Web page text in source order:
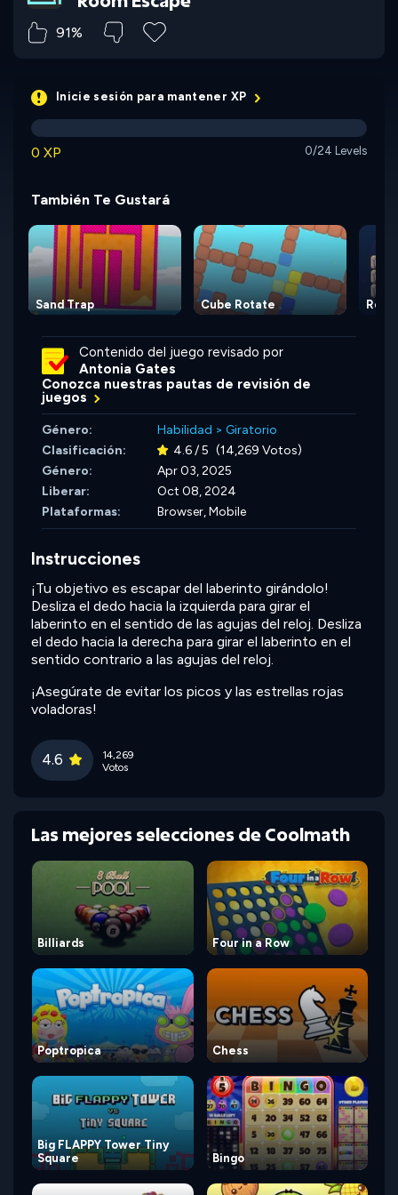
91%
Inicie sesión para mantener XP
0 XP 0/24 Levels
También Te Gustará
Sand Trap Cube Rotate
Contenido del juego revisado por
Antonia Gates
Conozca nuestras pautas de revisión de
juegos
Género: Habilidad > Giratorio
Clasificación:
4.6 / 5 (14,269 Votos)
Género:
Apr 03, 2025
Liberar:
Oct 08, 2024
Plataformas:
Browser, Mobile
Instrucciones
¡Tu objetivo es escapar del laberinto girándolo!
Desliza el dedo hacia la izquierda para girar el
laberinto en el sentido de las agujas del reloj. Desliza
el dedo hacia la derecha para girar el laberinto en el
sentido contrario a las agujas del reloj.
¡Asegúrate de evitar los picos y las estrellas rojas
voladoras!
4.6
14,269
Votos
Las mejores selecciones de Coolmath
Billiards Four in a Row
Poptropica Chess
Big FLAPPY Tower Tiny
Square
Bingo